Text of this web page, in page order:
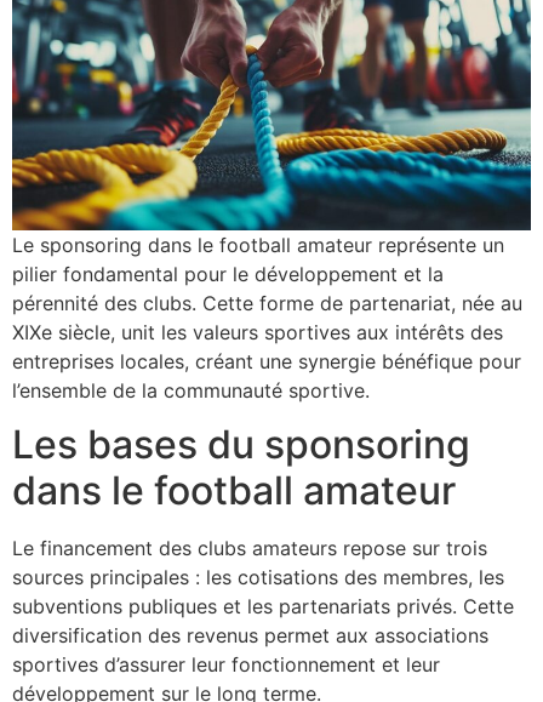
Le sponsoring dans le football amateur représente un
pilier fondamental pour le développement et la
pérennité des clubs. Cette forme de partenariat, née au
XIXe siècle, unit les valeurs sportives aux intérêts des
entreprises locales, créant une synergie bénéfique pour
l’ensemble de la communauté sportive.
Les bases du sponsoring
dans le football amateur
Le financement des clubs amateurs repose sur trois
sources principales : les cotisations des membres, les
subventions publiques et les partenariats privés. Cette
diversification des revenus permet aux associations
sportives d’assurer leur fonctionnement et leur
développement sur le long terme.